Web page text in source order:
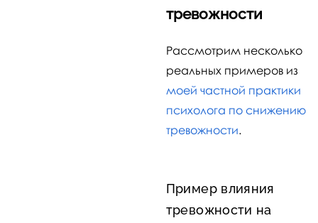
тревожности
Рассмотрим несколько
реальных примеров из
моей частной практики
психолога по снижению
тревожности.
Пример влияния
тревожности на